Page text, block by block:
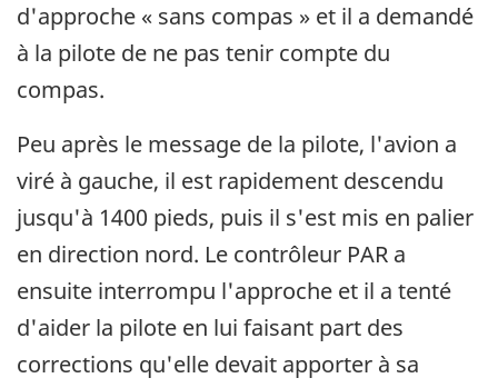
d'approche « sans compas » et il a demandé
à la pilote de ne pas tenir compte du
compas.
Peu après le message de la pilote, l'avion a
viré à gauche, il est rapidement descendu
jusqu'à 1400 pieds, puis il s'est mis en palier
en direction nord. Le contrôleur PAR a
ensuite interrompu l'approche et il a tenté
d'aider la pilote en lui faisant part des
corrections qu'elle devait apporter à sa